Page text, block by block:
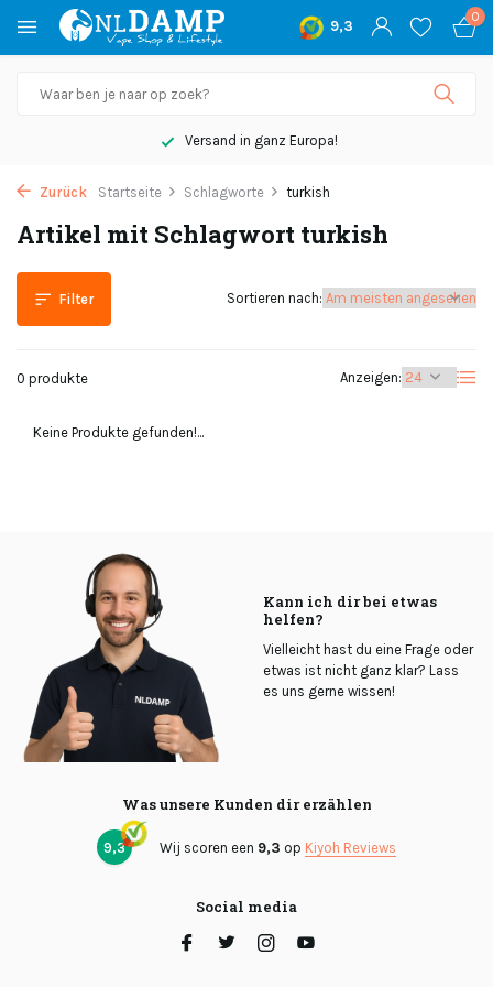
9,3
0
Versand in ganz Europa!
Zurück Startseite Schlagworte turkish
Artikel mit Schlagwort turkish
Filter
0 produkte Anzeigen:
Sortieren nach:
Keine Produkte gefunden!...
Kann ich dir bei etwas
helfen?
Vielleicht hast du eine Frage oder
etwas ist nicht ganz klar? Lass
es uns gerne wissen!
Was unsere Kunden dir erzählen
9,3 Wij scoren een 9,3 op Kiyoh Reviews
Social media